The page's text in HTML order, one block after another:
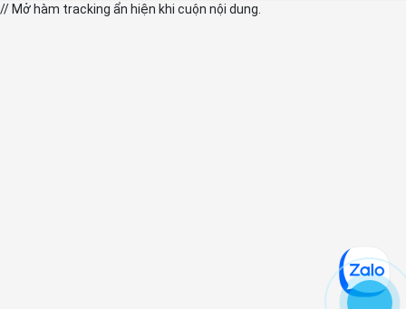
// Mở hàm tracking ẩn hiện khi cuộn nội dung.